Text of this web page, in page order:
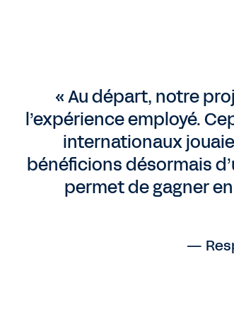
« Au départ, notre
l’expérience employé.
internationaux
bénéficions désormais
permet de gagner
—